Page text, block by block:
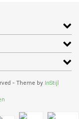
- Theme by InStijl